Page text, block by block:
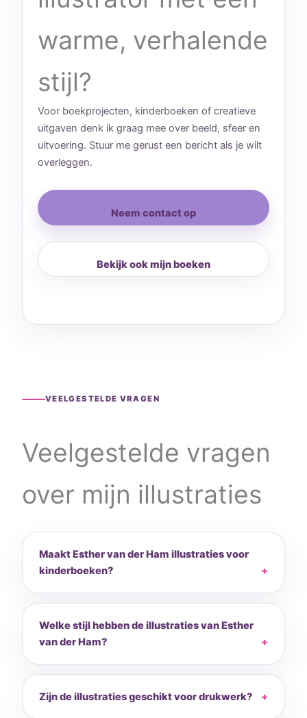
warme, verhalende
stijl?
Voor boekprojecten, kinderboeken of creatieve
uitgaven denk ik graag mee over beeld, sfeer en
uitvoering. Stuur me gerust een bericht als je wilt
overleggen.
Neem contact op
Bekijk ook mijn boeken
VEELGESTELDE VRAGEN
Veelgestelde vragen
over mijn illustraties
Maakt Esther van der Ham illustraties voor
kinderboeken?
Welke stijl hebben de illustraties van Esther
van der Ham?
Zijn de illustraties geschikt voor drukwerk?